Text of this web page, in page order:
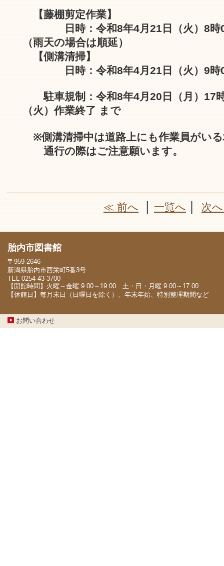
【藤棚剪定作業】
日時：令和8年4月21日（火）8時
（雨天の場合は順延）
【側溝清掃】
日時：令和8年4月21日（火）9時
駐車規制：令和8年4月20日（月）17
（火）作業終了 まで
※側溝清掃中は道路上にも作業員がい
通行の際はご注意願います。
≪ 前へ 一覧へ 次
胎内市図書館
〒959-2646
新潟県胎内市西栄町5番3号
TEL 0254-43-3700
【開館時間】火曜～金曜 9:00～19:00 土・日・月曜 9:00～17:00
【休館日】毎月末日（日曜日を除く）、年末年始、特別整理期間など
お問い合わせ